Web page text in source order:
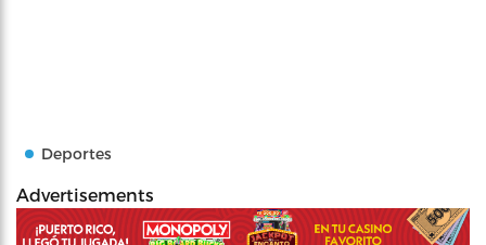
Deportes
Advertisements